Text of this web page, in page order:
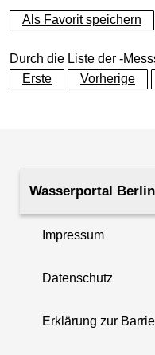
+
−
Als Favorit speichern
Durch die Liste der -
Erste
Vorherige
Wasserportal Berlin
Impressum
Datenschutz
Erklärung zur